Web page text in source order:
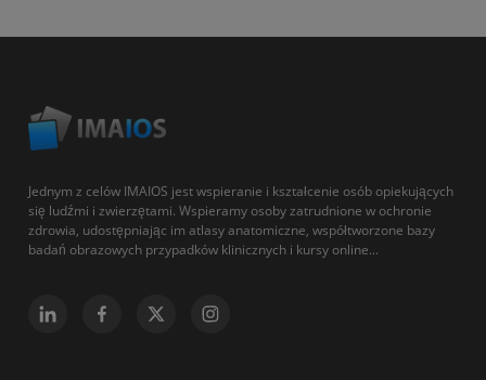
Jednym z celów IMAIOS jest wspieranie i kształcenie osób opiekujących
się ludźmi i zwierzętami. Wspieramy osoby zatrudnione w ochronie
zdrowia, udostępniając im atlasy anatomiczne, współtworzone bazy
badań obrazowych przypadków klinicznych i kursy online...